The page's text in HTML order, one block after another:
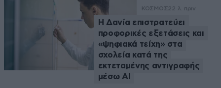
ΚΟΣΜΟΣ22 λ. πριν
Η Δανία επιστρατεύει
προφορικές εξετάσεις και
«ψηφιακά τείχη» στα
σχολεία κατά της
εκτεταμένης αντιγραφής
μέσω ΑΙ